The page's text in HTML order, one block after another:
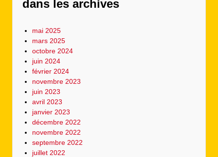
dans les archives
mai 2025
mars 2025
octobre 2024
juin 2024
février 2024
novembre 2023
juin 2023
avril 2023
janvier 2023
décembre 2022
novembre 2022
septembre 2022
juillet 2022